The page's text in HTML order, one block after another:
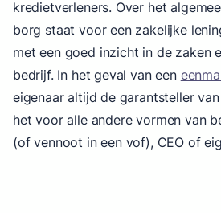
kredietverleners. Over het
borg staat voor een zakelijke
met een goed inzicht in de zaken
bedrijf. In het geval van een
eigenaar altijd de garantsteller
het voor alle andere vormen van
(of vennoot in een vof), CEO of